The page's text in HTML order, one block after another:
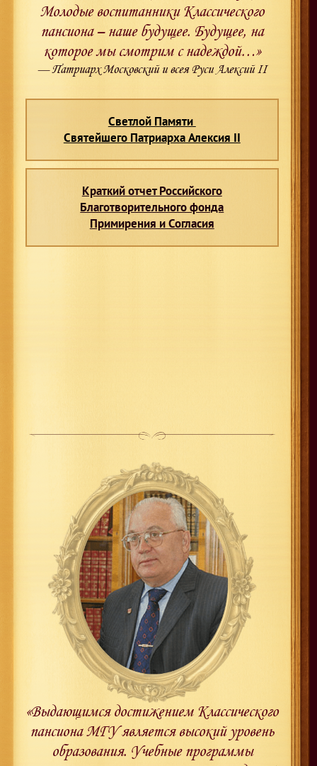
Молодые воспитанники Классического
пансиона – наше будущее. Будущее, на
которое мы смотрим с надеждой…»
— Патриарх Московский и всея Руси Алексий II
Светлой Памяти
Святейшего Патриарха Алексия II
Краткий отчет Российского
Благотворительного фонда
Примирения и Согласия
«Выдающимся достижением Классического
пансиона МГУ является высокий уровень
образования. Учебные программы